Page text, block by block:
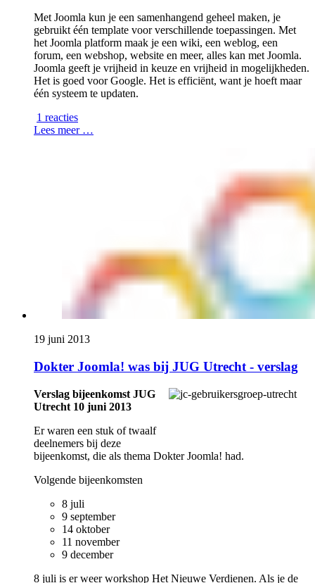
Met Joomla kun je een samenhangend geheel maken, je
gebruikt één template voor verschillende toepassingen. Met
het Joomla platform maak je een wiki, een weblog, een
forum, een webshop, website en meer, alles kan met Joomla.
Joomla geeft je vrijheid in keuze en vrijheid in mogelijkheden.
Het is goed voor Google. Het is efficiënt, want je hoeft maar
één systeem te updaten.
1 reacties
Lees meer …
19 juni 2013
Dokter Joomla! was bij JUG Utrecht - verslag
Verslag bijeenkomst JUG
Utrecht 10 juni 2013
Er waren een stuk of twaalf
deelnemers bij deze
bijeenkomst, die als thema Dokter Joomla! had.
Volgende bijeenkomsten
8 juli
9 september
14 oktober
11 november
9 december
8 juli is er weer workshop Het Nieuwe Verdienen. Als je de